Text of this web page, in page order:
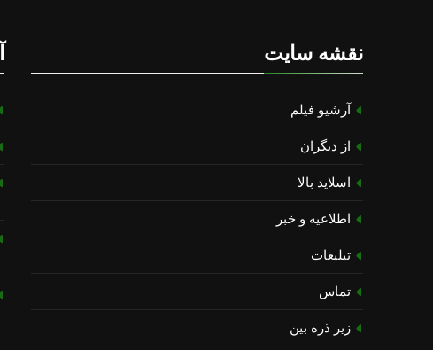
نقشه سایت
آرشیو فیلم
از دیگران
اسلاید بالا
اطلاعیه و خبر
تبلیغات
تماس
زیر ذره بین